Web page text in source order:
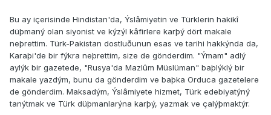
Bu ay içerisinde Hindistan'da, Ýslâmiyetin ve Türklerin hakikî
düþmaný olan siyonist ve kýzýl kâfirlere karþý dört makale
neþrettim. Türk-Pakistan dostluðunun esas ve tarihi hakkýnda da,
Karaþi'de bir fýkra neþrettim, size de gönderdim. "Ýmam" adlý
aylýk bir gazetede, "Rusya'da Mazlûm Müslüman" baþlýklý bir
makale yazdým, bunu da gönderdim ve baþka Orduca gazetelere
de gönderdim. Maksadým, Ýslâmiyete hizmet, Türk edebiyatýný
tanýtmak ve Türk düþmanlarýna karþý, yazmak ve çalýþmaktýr.